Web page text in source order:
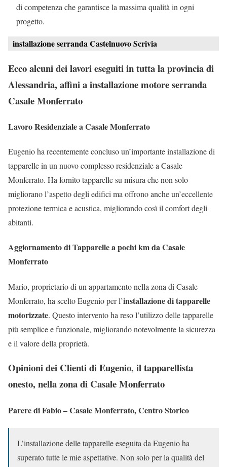
di competenza che garantisce la massima qualità in ogni
progetto.
installazione serranda Castelnuovo Scrivia
Ecco alcuni dei lavori eseguiti in tutta la provincia di
Alessandria, affini a installazione motore serranda
Casale Monferrato
Lavoro Residenziale a Casale Monferrato
Eugenio ha recentemente concluso un’importante installazione di
tapparelle in un nuovo complesso residenziale a Casale
Monferrato. Ha fornito tapparelle su misura che non solo
migliorano l’aspetto degli edifici ma offrono anche un’eccellente
protezione termica e acustica, migliorando così il comfort degli
abitanti.
Aggiornamento di Tapparelle a pochi km da Casale
Monferrato
Mario, proprietario di un appartamento nella zona di Casale
Monferrato, ha scelto Eugenio per l’installazione di tapparelle
motorizzate. Questo intervento ha reso l’utilizzo delle tapparelle
più semplice e funzionale, migliorando notevolmente la sicurezza
e il valore della proprietà.
Opinioni dei Clienti di Eugenio, il tapparellista
onesto, nella zona di Casale Monferrato
Parere di Fabio – Casale Monferrato, Centro Storico
L’installazione delle tapparelle eseguita da Eugenio ha
superato tutte le mie aspettative. Non solo per la qualità del